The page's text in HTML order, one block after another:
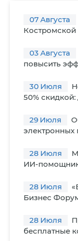
07Августа
Костромской
03 Августа
повысить
30 Июля
50% скидкой:
29 Июля
электронных
28 Июля
ИИ-
28 Июля
Бизнес
28 Июля
бесплатные